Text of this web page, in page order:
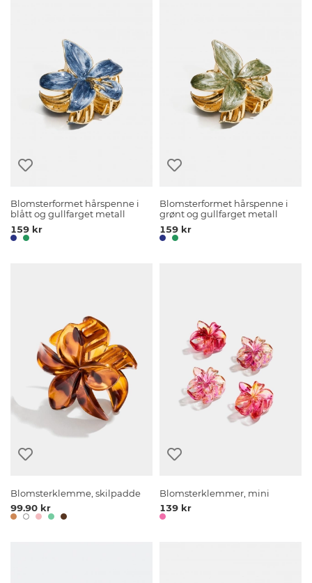
Blomsterformet hårspenne i
blått og gullfarget metall
159 kr
Blomsterformet hårspenne i
grønt og gullfarget metall
159 kr
Blomsterklemme, skilpadde
99.90 kr
Blomsterklemmer, mini
139 kr